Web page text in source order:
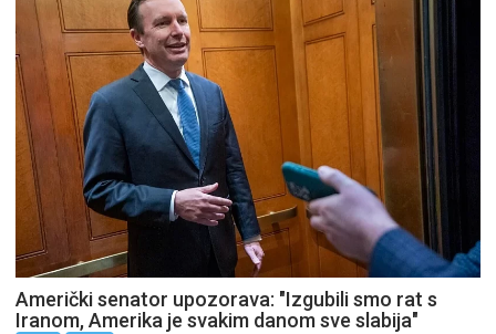
Američki senator upozorava: "Izgubili smo rat s
Iranom, Amerika je svakim danom sve slabija"